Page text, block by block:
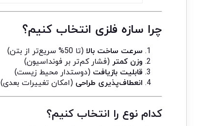
چرا سازه فلزی انتخاب کنیم؟
سرعت ساخت بالا (تا 50% سریع‌تر از بتن)
وزن کمتر (فشار کم‌تر بر فونداسیون)
قابلیت بازیافت (دوستدار محیط زیست)
انعطاف‌پذیری طراحی (امکان تغییرات بعدی)
کدام نوع را انتخاب کنیم؟